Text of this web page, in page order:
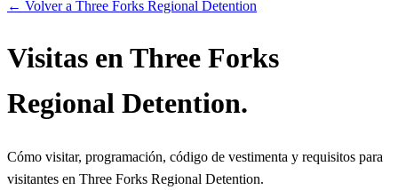
← Volver a Three Forks Regional Detention
Visitas en Three Forks
Regional Detention.
Cómo visitar, programación, código de vestimenta y requisitos para
visitantes en Three Forks Regional Detention.